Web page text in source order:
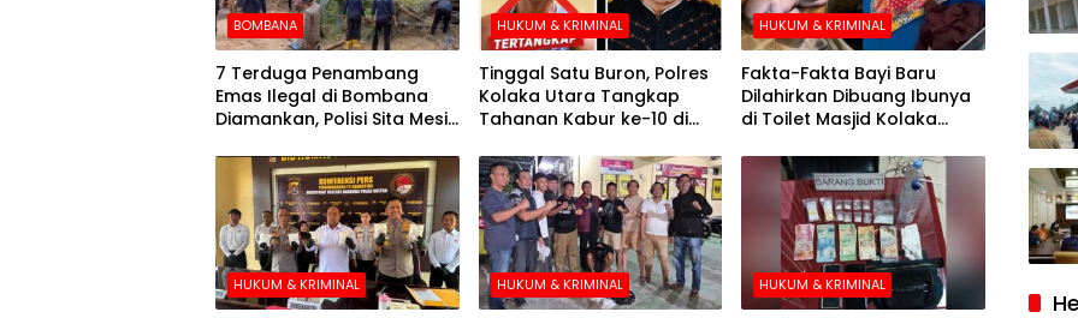
BOMBANA
7 Terduga Penambang
Emas Ilegal di Bombana
Diamankan, Polisi Sita Mesin
HUKUM & KRIMINAL
Tinggal Satu Buron, Polres
Kolaka Utara Tangkap
Tahanan Kabur ke-10 di
HUKUM & KRIMINAL
Fakta-Fakta Bayi Baru
Dilahirkan Dibuang Ibunya
di Toilet Masjid Kolaka
HUKUM & KRIMINAL HUKUM & KRIMINAL HUKUM & KRIMINAL